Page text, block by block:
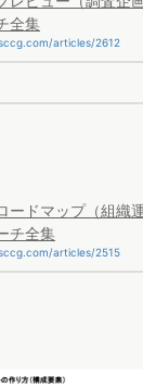
全集
articles/2612
ードマップ（組織
チ全集
articles/2515